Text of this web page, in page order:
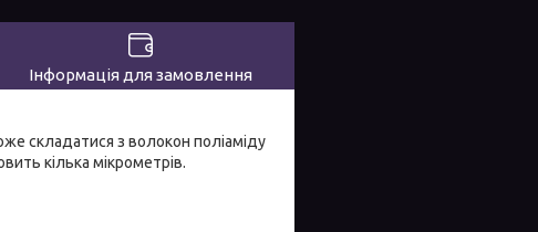
Інформація для замовлення
складатися з волокон поліаміду
кілька мікрометрів.